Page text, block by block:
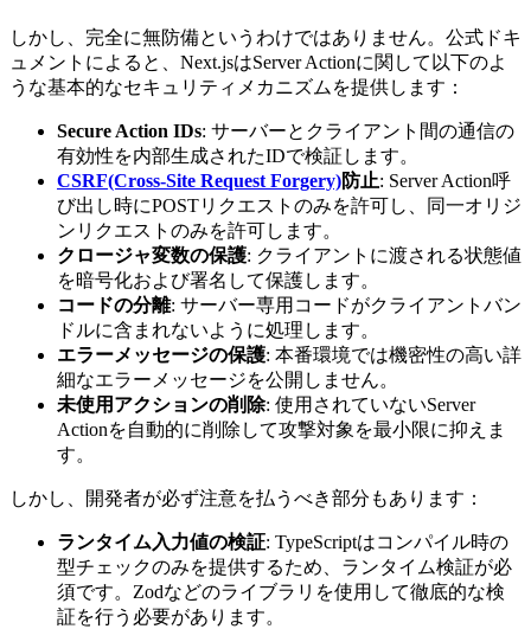
しかし、完全に無防備というわけではありません。公式ドキ
ュメントによると、Next.jsはServer Actionに関して以下のよ
うな基本的なセキュリティメカニズムを提供します：
Secure Action IDs: サーバーとクライアント間の通信の
有効性を内部生成されたIDで検証します。
CSRF(Cross-Site Request Forgery)防止: Server Action呼
び出し時にPOSTリクエストのみを許可し、同一オリジ
ンリクエストのみを許可します。
クロージャ変数の保護: クライアントに渡される状態値
を暗号化および署名して保護します。
コードの分離: サーバー専用コードがクライアントバン
ドルに含まれないように処理します。
エラーメッセージの保護: 本番環境では機密性の高い詳
細なエラーメッセージを公開しません。
未使用アクションの削除: 使用されていないServer
Actionを自動的に削除して攻撃対象を最小限に抑えま
す。
しかし、開発者が必ず注意を払うべき部分もあります：
ランタイム入力値の検証: TypeScriptはコンパイル時の
型チェックのみを提供するため、ランタイム検証が必
須です。Zodなどのライブラリを使用して徹底的な検
証を行う必要があります。